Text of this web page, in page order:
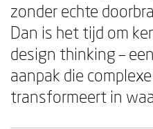
zonder echte
Dan is het tijd om
design thinking –
aanpak die
transformeert in